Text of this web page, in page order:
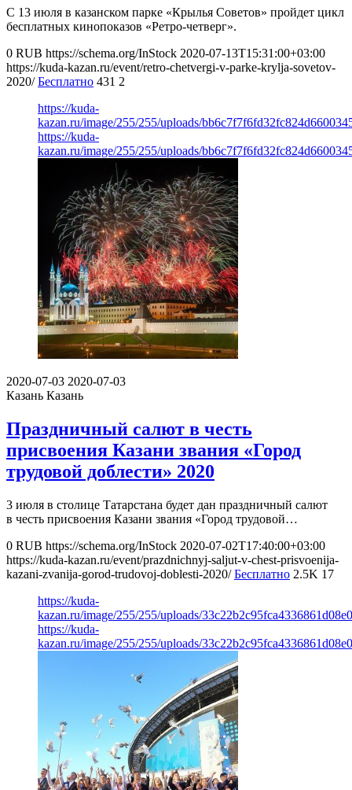
С 13 июля в казанском парке «Крылья Советов» пройдет цикл
бесплатных кинопоказов «Ретро-четверг».
0 RUB https://schema.org/InStock 2020-07-13T15:31:00+03:00
https://kuda-kazan.ru/event/retro-chetvergi-v-parke-krylja-sovetov-
2020/ Бесплатно 431 2
https://kuda-
kazan.ru/image/255/255/uploads/
https://kuda-
kazan.ru/image/255/255/uploads/
2020-07-03 2020-07-03
Казань Казань
Праздничный салют в честь
присвоения Казани звания «Город
трудовой доблести» 2020
3 июля в столице Татарстана будет дан праздничный салют
в честь присвоения Казани звания «Город трудовой…
0 RUB https://schema.org/InStock 2020-07-02T17:40:00+03:00
https://kuda-kazan.ru/event/prazdnichnyj-saljut-v-chest-prisvoenija-
kazani-zvanija-gorod-trudovoj-doblesti-2020/ Бесплатно 2.5K 17
https://kuda-
kazan.ru/image/255/255/uploads/
https://kuda-
kazan.ru/image/255/255/uploads/